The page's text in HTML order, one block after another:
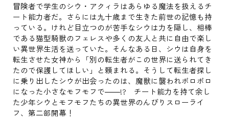
冒険者で学生のシウ・アクィラはあらゆる魔法を扱えるチ
ート能力者だ。さらには九十歳まで生きた前世の記憶も持
っている。けれど目立つのが苦手なシウは力を隠し、相棒
である猫型騎獣のフェレスや多くの友人と共に自由で楽し
い異世界生活を送っていた。そんなある日、シウは自身を
転生させた女神から「別の転生者がこの世界に送られてき
たので保護してほしい」と頼まれる。そうして転生者探し
に乗り出したシウが出会ったのは、魔獣に襲われボロボロ
になった小さなモフモフで――!? チート能力を持て余し
た少年シウとモフモフたちの異世界のんびりスローライ
フ、第二部開幕！